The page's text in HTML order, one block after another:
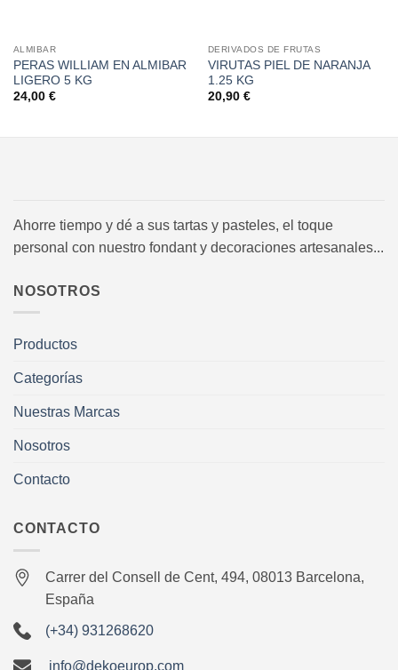
ALMIBAR
PERAS WILLIAM EN ALMIBAR
LIGERO 5 KG
24,00 €
DERIVADOS DE FRUTAS
VIRUTAS PIEL DE NARANJA
1.25 KG
20,90 €
Ahorre tiempo y dé a sus tartas y pasteles, el toque
personal con nuestro fondant y decoraciones artesanales...
NOSOTROS
Productos
Categorías
Nuestras Marcas
Nosotros
Contacto
CONTACTO
Carrer del Consell de Cent, 494, 08013 Barcelona,
España
(+34) 931268620
info@dekoeurop.com